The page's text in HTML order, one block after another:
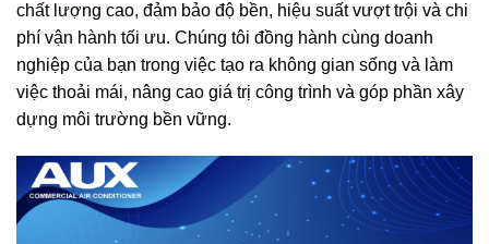
chất lượng cao, đảm bảo độ bền, hiệu suất vượt trội và chi
phí vận hành tối ưu. Chúng tôi đồng hành cùng doanh
nghiệp của bạn trong việc tạo ra không gian sống và làm
việc thoải mái, nâng cao giá trị công trình và góp phần xây
dựng môi trường bền vững.